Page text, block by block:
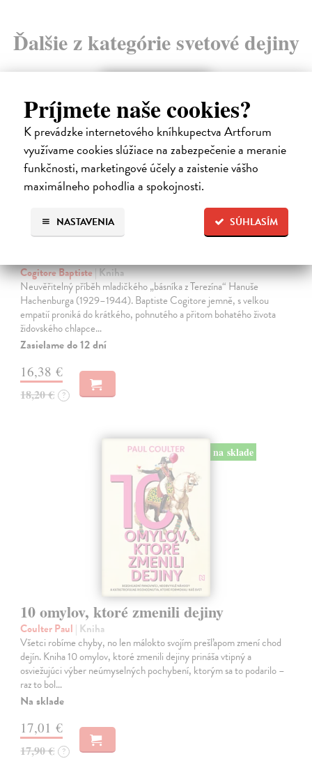
Príjmete naše cookies?
K prevádzke internetového kníhkupectva Artforum
využívame cookies slúžiace na zabezpečenie a meranie
funkčnosti, marketingové účely a zaistenie vášho
maximálneho pohodlia a spokojnosti.
SÚHLASÍM
NASTAVENIA
Ďalšie z kategórie svetové dejiny
Cogitore Baptiste| Kniha
Neuvěřitelný příběh mladičkého „básníka z Terezína“ Hanuše
Hachenburga (1929–1944). Baptiste Cogitore jemně, s velkou
empatií proniká do krátkého, pohnutého a přitom bohatého života
židovského chlapce…
Zasielame do 12 dní
16,38 €
18,20 € ?
na sklade
10 omylov, ktoré zmenili dejiny
Coulter Paul | Kniha
Všetci robíme chyby, no len málokto svojím prešľapom zmení chod
dejín. Kniha 10 omylov, ktoré zmenili dejiny prináša vtipný a
osviežujúci výber neúmyselných pochybení, ktorým sa to podarilo –
raz to bol…
Na sklade
17,01 €
17,90 € ?